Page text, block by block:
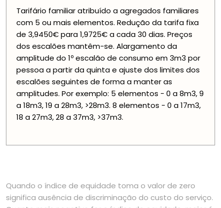
Tarifário familiar atribuído a agregados familiares
com 5 ou mais elementos. Redução da tarifa fixa
de 3,9450€ para 1,9725€ a cada 30 dias. Preços
dos escalões mantêm-se. Alargamento da
amplitude do 1º escalão de consumo em 3m3 por
pessoa a partir da quinta e ajuste dos limites dos
escalões seguintes de forma a manter as
amplitudes. Por exemplo: 5 elementos - 0 a 8m3, 9
a 18m3, 19 a 28m3, >28m3. 8 elementos - 0 a 17m3,
18 a 27m3, 28 a 37m3, >37m3.
Quando o índice de equidade toma o valor de zero
significa ausência de discriminação do custo do serviço.